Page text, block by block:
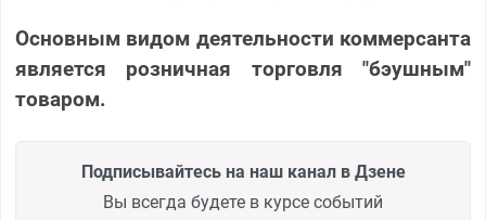
Основным видом деятельности коммерсанта
является розничная торговля "бэушным"
товаром.
Подписывайтесь на наш канал в Дзене
Вы всегда будете в курсе событий